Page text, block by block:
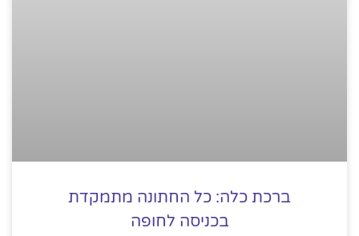
ברכת כלה: כל החתונה מתמקדת
בכניסה לחופה